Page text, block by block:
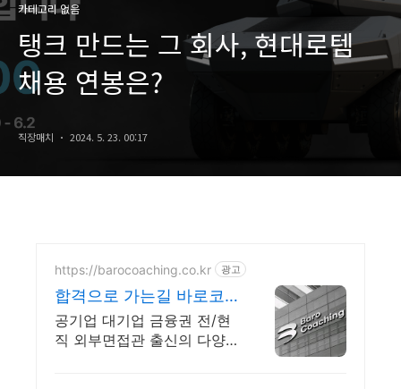
카테고리 없음
탱크 만드는 그 회사, 현대로템
채용 연봉은?
직장매치 2024. 5. 23. 00:17
https://barocoaching.co.kr 광고
합격으로 가는길 바로코
칭 바로코칭에서 합격률
UP!
공기업 대기업 금융권 전/현
직 외부면접관 출신의 다양